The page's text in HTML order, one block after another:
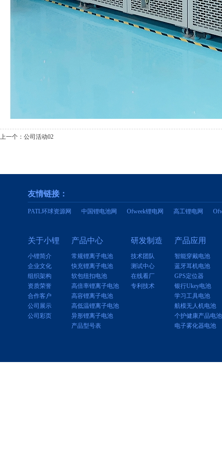
上一个： 公司活动02
友情链接：
PATL环球资源网 中国锂电池网 Ofweek锂电网 高工锂电网
关于小锂
小锂简介
企业文化
组织架构
资质荣誉
合作客户
公司展示
公司彩页
产品中心
常规锂离子电池
快充锂离子电池
软包纽扣电池
高倍率锂离子电池
高容锂离子电池
高低温锂离子电池
异形锂离子电池
产品型号表
研发制造
技术团队
测试中心
在线看厂
专利技术
产品应用
智能穿戴电池
蓝牙耳机电池
GPS定位器
银行Ukey电池
学习工具电池
航模无人机电池
个护健康产品电池
电子雾化器电池